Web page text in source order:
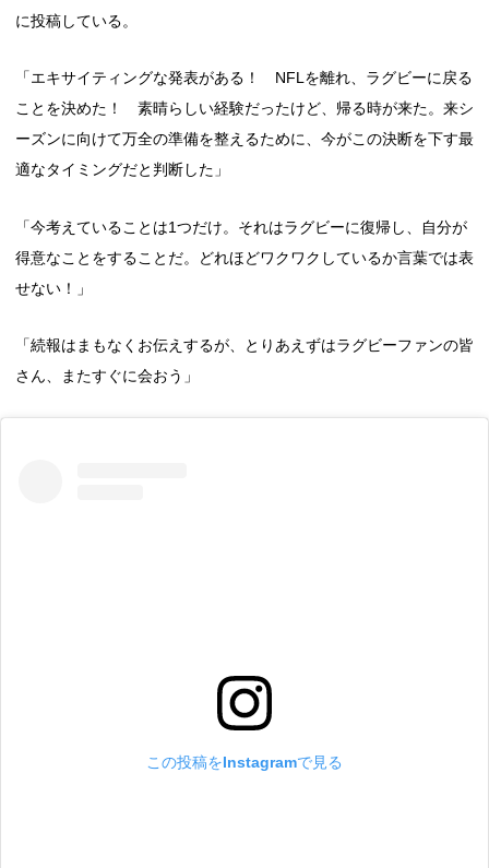
に投稿している。
「エキサイティングな発表がある！ NFLを離れ、ラグビーに戻る
ことを決めた！ 素晴らしい経験だったけど、帰る時が来た。来シ
ーズンに向けて万全の準備を整えるために、今がこの決断を下す最
適なタイミングだと判断した」
「今考えていることは1つだけ。それはラグビーに復帰し、自分が
得意なことをすることだ。どれほどワクワクしているか言葉では表
せない！」
「続報はまもなくお伝えするが、とりあえずはラグビーファンの皆
さん、またすぐに会おう」
この投稿をInstagramで見る